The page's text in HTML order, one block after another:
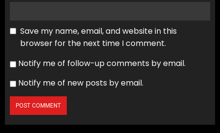
Save my name, email, and website in this
browser for the next time I comment.
Notify me of follow-up comments by email.
Notify me of new posts by email.